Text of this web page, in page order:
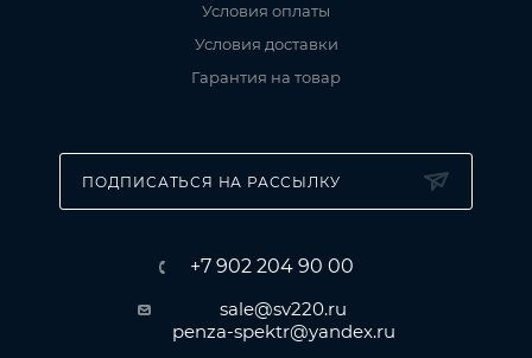
Условия оплаты
Условия доставки
Гарантия на товар
ПОДПИСАТЬСЯ НА РАССЫЛКУ
+7 902 204 90 00
sale@sv220.ru
penza-spektr@yandex.ru